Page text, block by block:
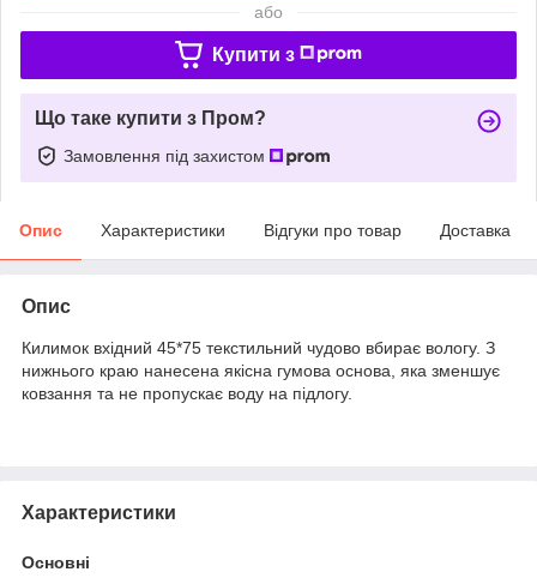
або
Купити з
Що таке купити з Пром?
Замовлення під захистом
Опис Характеристики Відгуки про товар Доставка
Опис
Килимок вхідний 45*75 текстильний чудово вбирає вологу. З
нижнього краю нанесена якісна гумова основа, яка зменшує
ковзання та не пропускає воду на підлогу.
Характеристики
Основні